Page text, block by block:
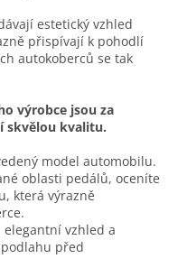
estetický vzhled
přispívají k pohodlí
autokoberců se tak
výrobce jsou za
skvělou kvalitu.
model automobilu.
oblasti pedálů, oceníte
která výrazně
vzhled a
před